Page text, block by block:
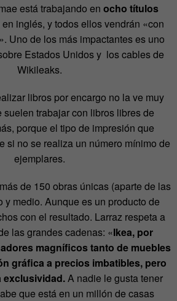
está trabajando en ocho títulos
inglés, y todos ellos vendrán «con
Uno de los más impactantes es uno
Estados Unidos y los cables de
Wikileaks.
libros por encargo no la ve muy
suelen trabajar con libros libres de
porque el tipo de impresión que
si no se realiza un número mínimo de
ejemplares.
de 150 obras únicas (aparte de las
y medio. Aunque es un producto de
con el resultado. Larraz respeta a
las grandes cadenas: «Ikea, por
magníficos tanto de muebles
gráfica a precios imbatibles, pero
exclusividad.A nadie le gusta tener
que está en un millón de casas